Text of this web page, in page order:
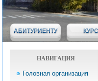
АБИТУРИЕНТУ
НАВИГАЦИЯ
Головная организация